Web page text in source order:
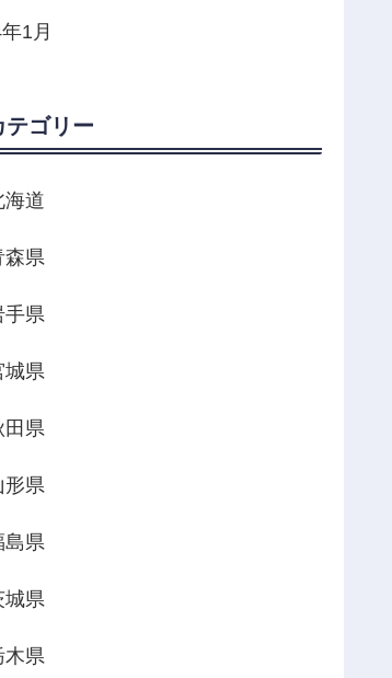
1月
テゴリー
海道
森県
手県
城県
田県
形県
島県
城県
木県